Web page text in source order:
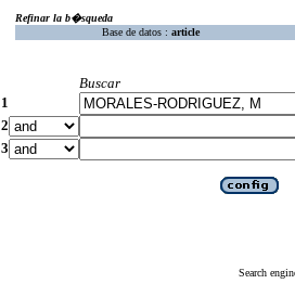
Refinar la b�squeda
Base de datos : article
Buscar
1
2
3
Search